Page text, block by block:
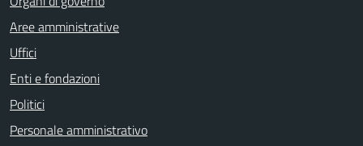
Aree amministrative
Uffici
Enti e fondazioni
Politici
Personale amministrativo